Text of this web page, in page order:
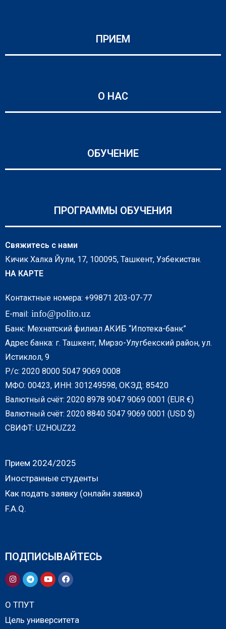
ПРИЕМ
О НАС
ОБУЧЕНИЕ
ПРОГРАММЫ ОБУЧЕНИЯ
Свяжитесь с нами
Кичик Халка Йули, 17, 100095, Ташкент, Узбекистан.
НА КАРТЕ
Контактные номера: +99871 203-07-77
E-mail: info@polito.uz
Банк: Мехнатский филиал АКИБ “Ипотека-банк”
Адрес банка: г. Ташкент, Мирзо-Улугбекский район, ул.
Истиклол, 9
Р/с: 2020 8000 5047 9069 0008
МФО: 00423, ИНН: 301249598, ОКЭД: 85420
Валютный счёт: 2020 8978 9047 9069 0001 (EUR €)
Валютный счёт: 2020 8840 5047 9069 0001 (USD $)
СВИФТ: UZHOUZ22
Прием 2024/2025
Иностранные студенты
Как подать заявку (онлайн заявка)
F.A.Q.
ПОДПИСЫВАЙТЕСЬ
О ТПУТ
Цель университета